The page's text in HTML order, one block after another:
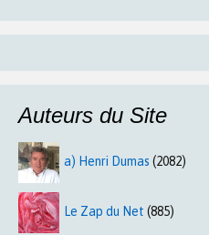
Auteurs du Site
a) Henri Dumas (2082)
Le Zap du Net (885)